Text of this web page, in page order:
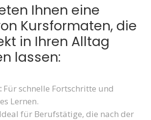
Ihnen eine
Kursformaten, die
in Ihren Alltag
lassen:
Für schnelle Fortschritte und
Lernen.
Ideal für Berufstätige, die nach der